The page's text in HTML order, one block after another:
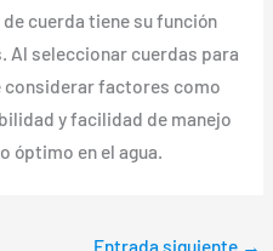
cuerda tiene su función
Al seleccionar cuerdas para
considerar factores como
y facilidad de manejo
óptimo en el agua.
Entrada siguiente →